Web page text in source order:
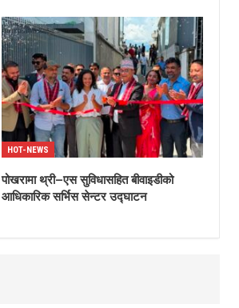
HOT-NEWS
पोखरामा थ्री–एस सुविधासहित बीवाइडीको
आधिकारिक सर्भिस सेन्टर उद्घाटन